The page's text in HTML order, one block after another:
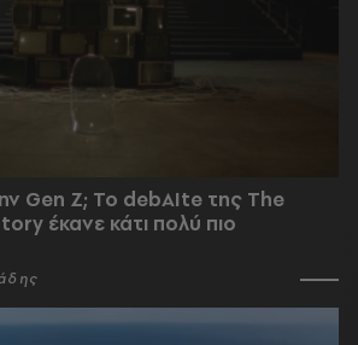
Gen Z; Το debAIte της The
έκανε κάτι πολύ πιο